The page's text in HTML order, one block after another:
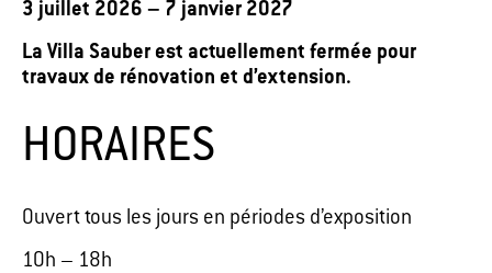
3 juillet 2026 – 7 janvier 2027
La Villa Sauber est actuellement fermée pour
travaux de rénovation et d’extension.
HORAIRES
Ouvert tous les jours en périodes d’exposition
10h – 18h